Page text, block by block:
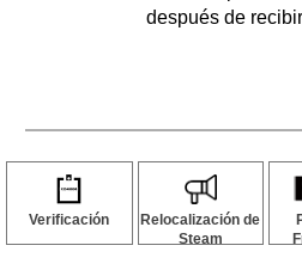
después de
Verificación
Relocalización de
Steam